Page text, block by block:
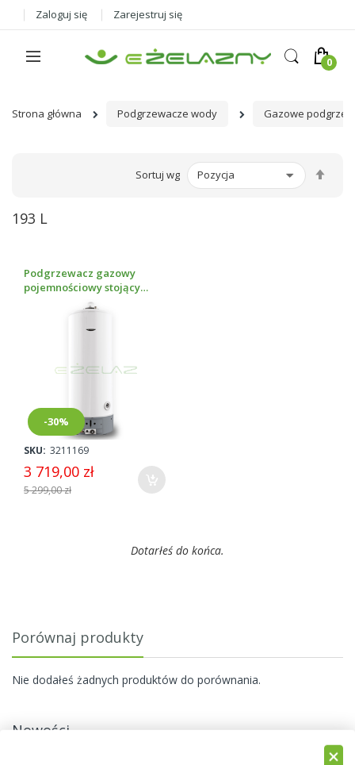
Zaloguj się Zarejestruj się
Strona główna Podgrzewacze wody Gazowe
193 L
Sortuj wg
Podgrzewacz gazowy
pojemnościowy stojący
Ariston SGA X 200 EE 193L
-30%
SKU: 3211169
3 719,00 zł
5 299,00 zł
Dotarłeś do końca.
Porównaj produkty
Nie dodałeś żadnych produktów do porównania.
Nowości